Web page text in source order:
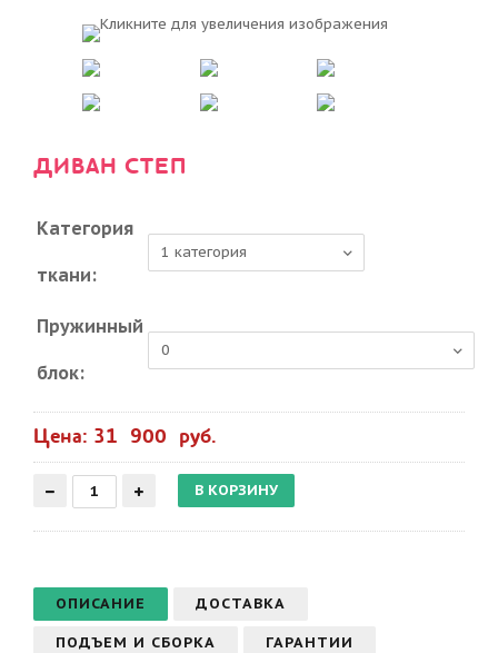
ДИВАН СТЕП
Категория
ткани:
Пружинный
блок:
Цена: 31 900 руб.
ОПИСАНИЕ ДОСТАВКА
ПОДЪЕМ И СБОРКА ГАРАНТИИ